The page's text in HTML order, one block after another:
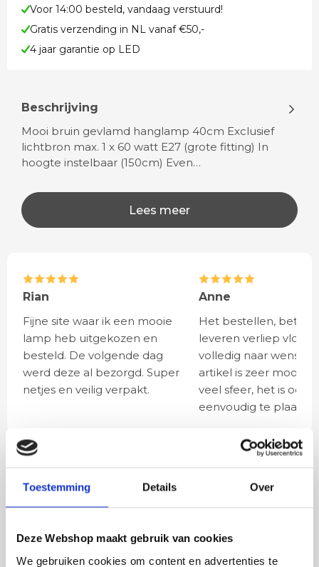
Toestemming Details Over
Deze Webshop maakt gebruik van cookies
We gebruiken cookies om content en advertenties te
Voor 14:00 besteld, vandaag verstuurd!
Gratis verzending in NL vanaf €50,-
4 jaar garantie op LED
Beschrijving
Mooi bruin gevlamd hanglamp 40cm Exclusief
lichtbron max. 1 x 60 watt E27 (grote fitting) In
hoogte instelbaar (150cm) Even…
Lees meer
Rian
Fijne site waar ik een mooie
lamp heb uitgekozen en
besteld. De volgende dag
werd deze al bezorgd. Super
netjes en veilig verpakt.
Anne
Het bestellen,
leveren verliep vlot en
volledig naar wens.
artikel is zeer mooi
veel sfeer, het is ook
eenvoudig te
LICHTBRONNEN
LED lamp 4 watt E27
goud 12,5cm dimbaar